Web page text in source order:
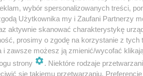
potrafiło nawet stwierdzić, czy
doświadcza, jest przemocą, oznacza to,
mem. Jak screen, komentarz, wyrzucenie
doświadczały bullyingu przez
Research Center z 2025 roku
33 proc. w ostatnich 30 dniach.
wybór spersonalizowanych treści,
Użytkownika my i Zaufani Partnerzy
aktywnie skanować charakterystykę
prosimy o zgodę na korzystanie z tych
i zawsze możesz ją zmienić/wycofać
strony
. Niektóre rodzaje
się takiemu przetwarzaniu.